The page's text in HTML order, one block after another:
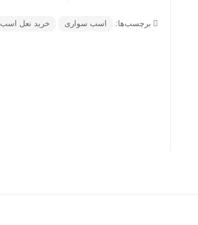
برچسب‌ها: اسب سواری خرید نعل اسب